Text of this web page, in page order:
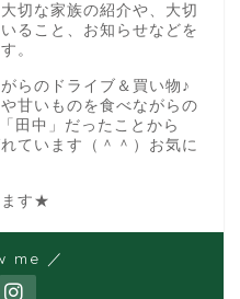
切な家族の紹介や、大切
ること、お知らせなどを
。
らのドライブ＆買い物♪
甘いものを食べながらの
田中」だったことから
ています（＾＾）お気に
ます★
me ／